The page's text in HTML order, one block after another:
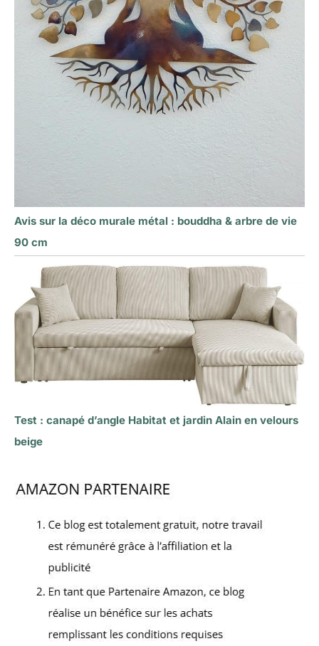
Avis sur la déco murale métal : bouddha & arbre de vie
90 cm
Test : canapé d’angle Habitat et jardin Alain en velours
beige